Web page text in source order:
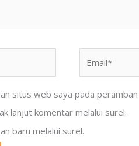
situs web saya pada
lanjut komentar melalui surel.
baru melalui surel.